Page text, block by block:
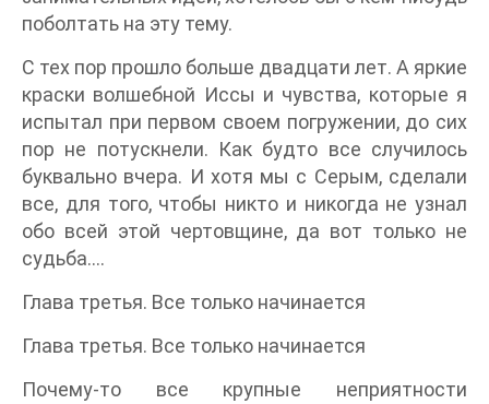
поболтать на эту тему.
С тех пор прошло больше двадцати лет. А яркие
краски волшебной Иссы и чувства, которые я
испытал при первом своем погружении, до сих
пор не потускнели. Как будто все случилось
буквально вчера. И хотя мы с Серым, сделали
все, для того, чтобы никто и никогда не узнал
обо всей этой чертовщине, да вот только не
судьба….
Глава третья. Все только начинается
Глава третья. Все только начинается
Почему-то все крупные неприятности